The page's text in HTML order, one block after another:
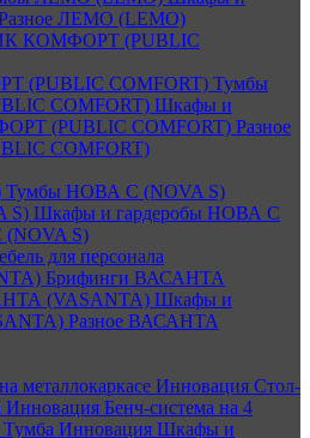
ЛЕМО (LEMO)
КОМФОРТ (PUBLIC
(PUBLIC COMFORT) Тумбы
COMFORT) Шкафы и
(PUBLIC COMFORT) Разное
COMFORT)
Тумбы НОВА С (NOVA S)
S) Шкафы и гардеробы НОВА С
S)
для персонала
Брифинги ВАСАНТА
(VASANTA) Шкафы и
Разное ВАСАНТА
металлокаркасе Инновация Стол-
Инновация Бенч-система на 4
Тумба Инновация Шкафы и